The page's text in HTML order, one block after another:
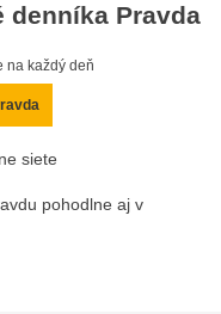
denníka Pravda
na každý deň
siete
pohodlne aj v